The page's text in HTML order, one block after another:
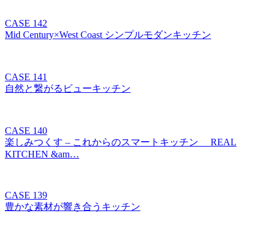
CASE 142
Mid Century×West Coast シンプルモダンキッチン
CASE 141
自然と繋がるビューキッチン
CASE 140
楽しみつくす – これからのスマートキッチン REAL
KITCHEN &am…
CASE 139
豊かな素材が響き合うキッチン